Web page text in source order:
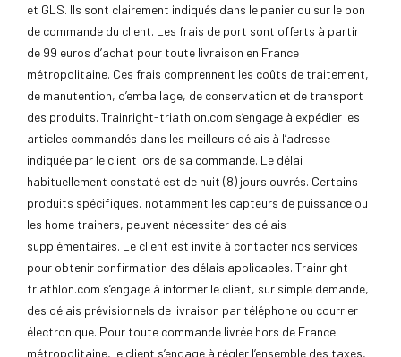
et GLS. Ils sont clairement indiqués dans le panier ou sur le bon
de commande du client. Les frais de port sont offerts à partir
de 99 euros d’achat pour toute livraison en France
métropolitaine. Ces frais comprennent les coûts de traitement,
de manutention, d’emballage, de conservation et de transport
des produits. Trainright-triathlon.com s’engage à expédier les
articles commandés dans les meilleurs délais à l’adresse
indiquée par le client lors de sa commande. Le délai
habituellement constaté est de huit (8) jours ouvrés. Certains
produits spécifiques, notamment les capteurs de puissance ou
les home trainers, peuvent nécessiter des délais
supplémentaires. Le client est invité à contacter nos services
pour obtenir confirmation des délais applicables. Trainright-
triathlon.com s’engage à informer le client, sur simple demande,
des délais prévisionnels de livraison par téléphone ou courrier
électronique. Pour toute commande livrée hors de France
métropolitaine, le client s’engage à régler l’ensemble des taxes,